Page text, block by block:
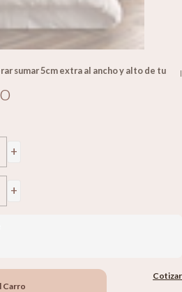
sumar 5cm extra al ancho y alto de tu |
+
+
Carro
Cotizar